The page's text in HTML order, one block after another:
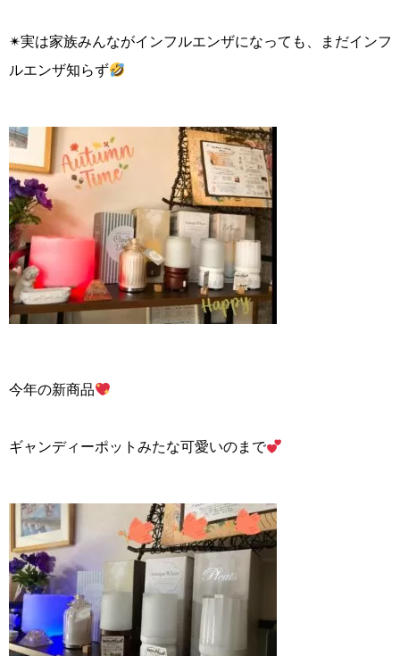
✴︎実は家族みんながインフルエンザになっても、まだインフ
ルエンザ知らず
今年の新商品
ギャンディーポットみたな可愛いのまで